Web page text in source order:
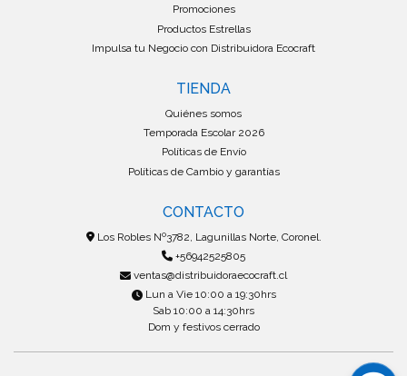
Promociones
Productos Estrellas
Impulsa tu Negocio con Distribuidora Ecocraft
TIENDA
Quiénes somos
Temporada Escolar 2026
Políticas de Envío
Políticas de Cambio y garantías
CONTACTO
Los Robles Nº3782, Lagunillas Norte, Coronel.
+56942525805
ventas@distribuidoraecocraft.cl
Lun a Vie 10:00 a 19:30hrs
Sab 10:00 a 14:30hrs
Dom y festivos cerrado